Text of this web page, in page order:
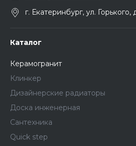
г. Екатеринбург, ул. Горького,
Каталог
Керамогранит
Клинкер
Дизайнерские радиаторы
Доска инженерная
Сантехника
Quick step